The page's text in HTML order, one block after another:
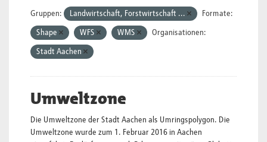
Gruppen: Landwirtschaft, Forstwirtschaft ... Formate:
Shape WFS WMS Organisationen:
Stadt Aachen
Umweltzone
Die Umweltzone der Stadt Aachen als Umringspolygon. Die
Umweltzone wurde zum 1. Februar 2016 in Aachen